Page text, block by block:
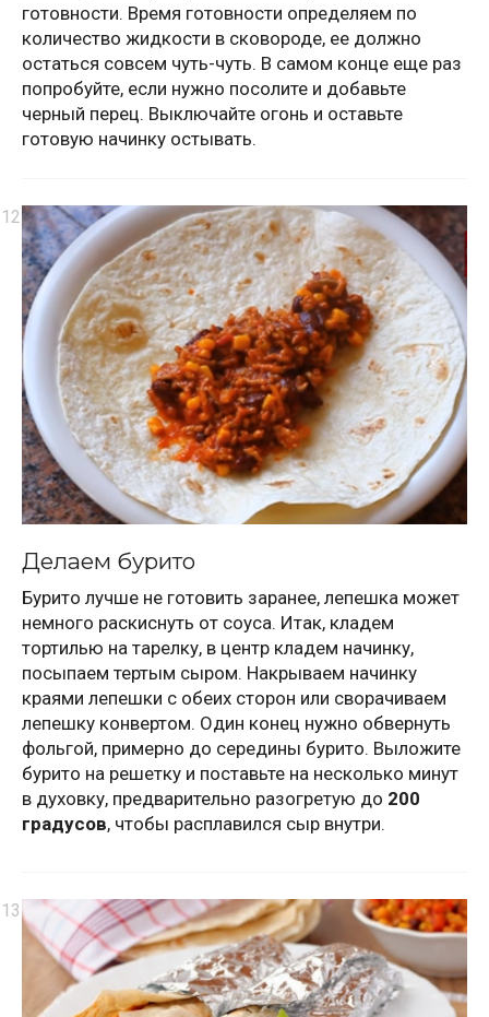
готовности. Время готовности определяем по
количество жидкости в сковороде, ее должно
остаться совсем чуть-чуть. В самом конце еще раз
попробуйте, если нужно посолите и добавьте
черный перец. Выключайте огонь и оставьте
готовую начинку остывать.
Делаем бурито
Бурито лучше не готовить заранее, лепешка может
немного раскиснуть от соуса. Итак, кладем
тортилью на тарелку, в центр кладем начинку,
посыпаем тертым сыром. Накрываем начинку
краями лепешки с обеих сторон или сворачиваем
лепешку конвертом. Один конец нужно обвернуть
фольгой, примерно до середины бурито. Выложите
бурито на решетку и поставьте на несколько минут
в духовку, предварительно разогретую до 200
градусов, чтобы расплавился сыр внутри.